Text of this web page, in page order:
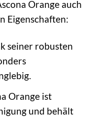
Orange auch
Eigenschaften:
seiner robusten
Orange ist
und behält